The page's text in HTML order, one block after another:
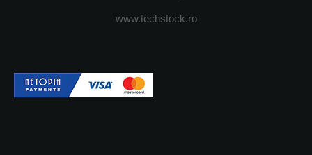
www.techstock.ro